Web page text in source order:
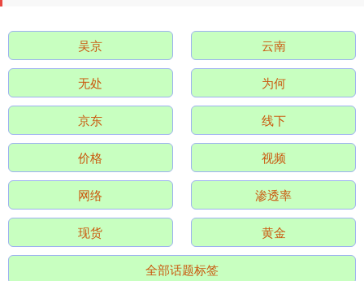
沪深300 4689.96 +38.65 +0.83%
1129.72 +6.84
吴京 云南
无处 为何
京东 线下
价格 视频
网络 渗透率
现货 黄金
全部话题标签